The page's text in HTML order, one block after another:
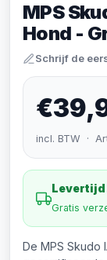
MPS
Hond -
Schrijf de
incl. BTW ·
Levertijd
Gratis
De MPS Skudo